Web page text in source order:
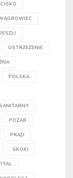
OSTRZEŻENIE
POLSKA
POŻAR
PRĄD
SKOKI